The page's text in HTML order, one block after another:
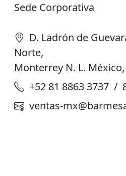
Sede Corporativa
D. Ladrón de
Norte,
Monterrey N. L. México,
+52 81 8863 3737 /
ventas-